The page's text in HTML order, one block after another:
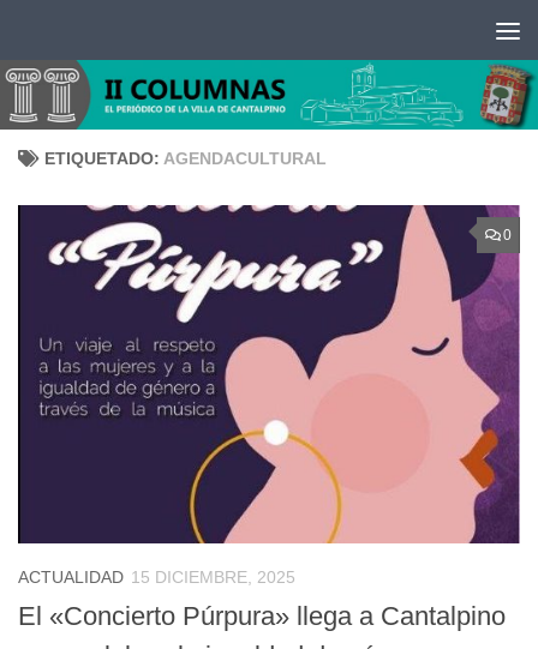
ETIQUETADO: AGENDACULTURAL
0
ACTUALIDAD 15 DICIEMBRE, 2025
El «Concierto Púrpura» llega a Cantalpino